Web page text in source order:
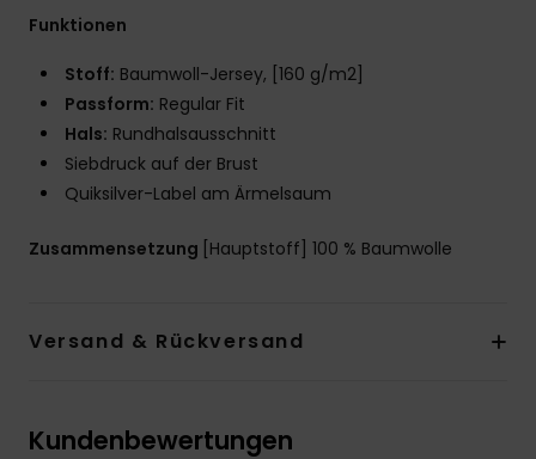
Funktionen
Stoff: Baumwoll-Jersey, [160 g/m2]
Passform: Regular Fit
Hals: Rundhalsausschnitt
Siebdruck auf der Brust
Quiksilver-Label am Ärmelsaum
Zusammensetzung [Hauptstoff] 100 % Baumwolle
Versand & Rückversand
Kundenbewertungen